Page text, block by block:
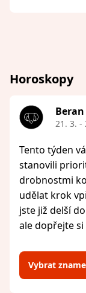
Horoskopy
Beran
21. 3. -
Tento týden
stanovili
drobnostmi
udělat krok
jste již delší
ale dopřejte si
Vybrat